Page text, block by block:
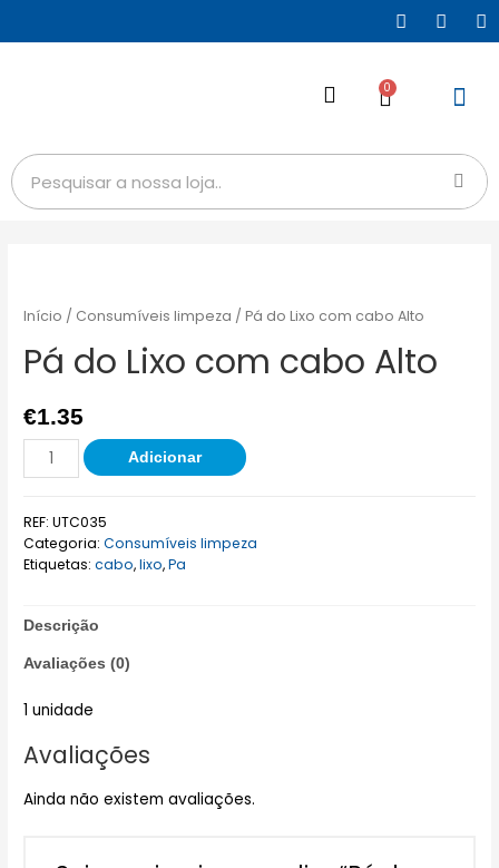
0
Início / Consumíveis limpeza / Pá do Lixo com cabo Alto
Pá do Lixo com cabo Alto
€1.35
Adicionar
REF:UTC035
Categoria:Consumíveis limpeza
Etiquetas:cabo,lixo,Pa
Descrição
Avaliações (0)
1 unidade
Avaliações
Ainda não existem avaliações.